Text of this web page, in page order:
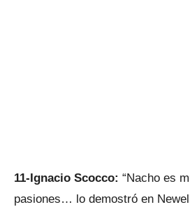
11-Ignacio Scocco: “Nacho es
pasiones… lo demostró en